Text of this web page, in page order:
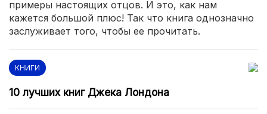
примеры настоящих отцов. И это, как нам
кажется большой плюс! Так что книга однозначно
заслуживает того, чтобы ее прочитать.
КНИГИ
10 лучших книг Джека Лондона